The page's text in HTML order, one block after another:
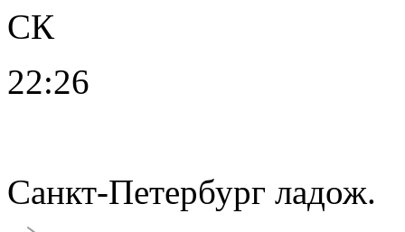
СК
22:26
Санкт-Петербург ладож.